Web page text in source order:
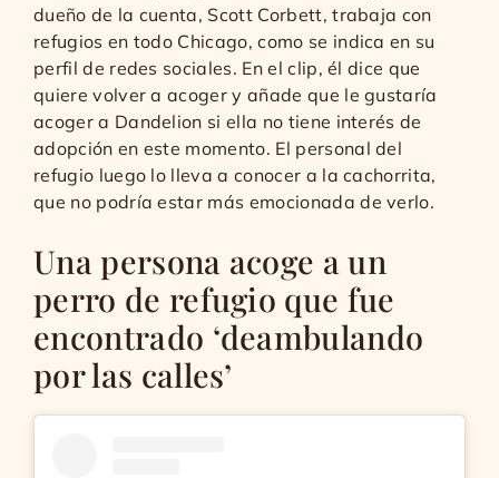
dueño de la cuenta, Scott Corbett, trabaja con
refugios en todo Chicago, como se indica en su
perfil de redes sociales. En el clip, él dice que
quiere volver a acoger y añade que le gustaría
acoger a Dandelion si ella no tiene interés de
adopción en este momento. El personal del
refugio luego lo lleva a conocer a la cachorrita,
que no podría estar más emocionada de verlo.
Una persona acoge a un
perro de refugio que fue
encontrado ‘deambulando
por las calles’